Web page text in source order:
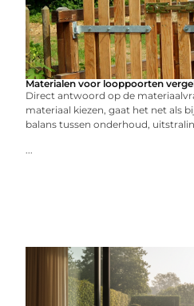
Materialen voor looppoorten
Direct antwoord op de
materiaal kiezen, gaat het net als
balans tussen onderhoud,
...